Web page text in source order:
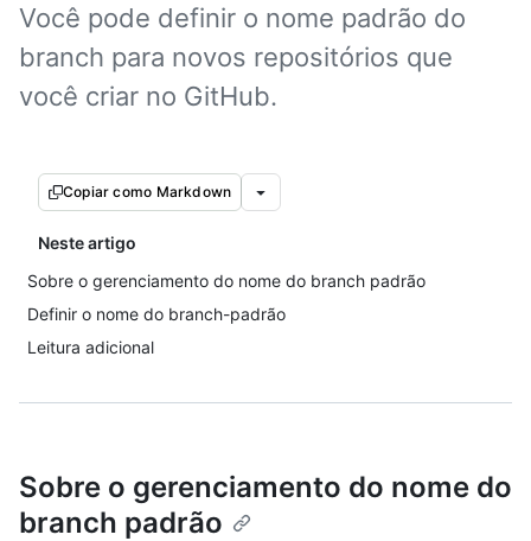
Você pode definir o nome padrão do
branch para novos repositórios que
você criar no GitHub.
Copiar como Markdown
Neste artigo
Sobre o gerenciamento do nome do branch padrão
Definir o nome do branch-padrão
Leitura adicional
Sobre o gerenciamento do nome do
branch padrão